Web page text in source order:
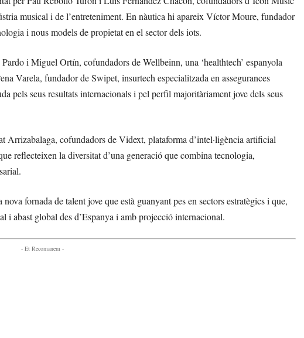
musical i de l’entreteniment. En nàutica hi apareix Víctor Moure, fundador
i nous models de propietat en el sector dels iots.
i Miguel Ortín, cofundadors de Wellbeinn, una ‘healthtech’ espanyola
Varela, fundador de Swipet, insurtech especialitzada en assegurances
pels seus resultats internacionals i pel perfil majoritàriament jove dels seus
cofundadors de Vidext, plataforma d’intel·ligència artificial
reflecteixen la diversitat d’una generació que combina tecnologia,
fornada de talent jove que està guanyant pes en sectors estratègics i que,
i abast global des d’Espanya i amb projecció internacional.
- Et Recomanem -